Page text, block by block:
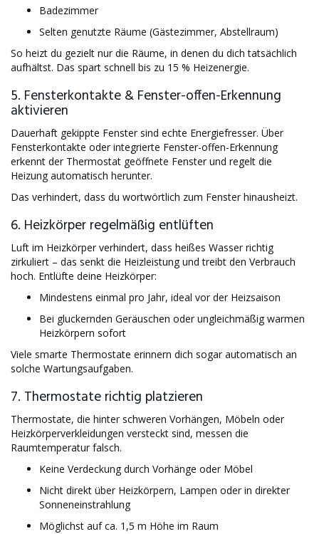
Badezimmer
Selten genutzte Räume (Gästezimmer, Abstellraum)
So heizt du gezielt nur die Räume, in denen du dich tatsächlich
aufhältst. Das spart schnell bis zu 15 % Heizenergie.
5. Fensterkontakte & Fenster-offen-Erkennung
aktivieren
Dauerhaft gekippte Fenster sind echte Energiefresser. Über
Fensterkontakte oder integrierte Fenster-offen-Erkennung
erkennt der Thermostat geöffnete Fenster und regelt die
Heizung automatisch herunter.
Das verhindert, dass du wortwörtlich zum Fenster hinausheizt.
6. Heizkörper regelmäßig entlüften
Luft im Heizkörper verhindert, dass heißes Wasser richtig
zirkuliert – das senkt die Heizleistung und treibt den Verbrauch
hoch. Entlüfte deine Heizkörper:
Mindestens einmal pro Jahr, ideal vor der Heizsaison
Bei gluckernden Geräuschen oder ungleichmäßig warmen
Heizkörpern sofort
Viele smarte Thermostate erinnern dich sogar automatisch an
solche Wartungsaufgaben.
7. Thermostate richtig platzieren
Thermostate, die hinter schweren Vorhängen, Möbeln oder
Heizkörperverkleidungen versteckt sind, messen die
Raumtemperatur falsch.
Keine Verdeckung durch Vorhänge oder Möbel
Nicht direkt über Heizkörpern, Lampen oder in direkter
Sonneneinstrahlung
Möglichst auf ca. 1,5 m Höhe im Raum